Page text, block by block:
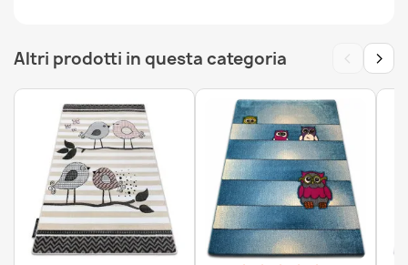
bambini, strutturali, sensoriali Frange
53,90 €
Tappeto YOYO GD80 bianco / grigio - Tigre per bambini,
strutturali, sensoriali Frange
Altri prodotti in questa categoria ‹ ›